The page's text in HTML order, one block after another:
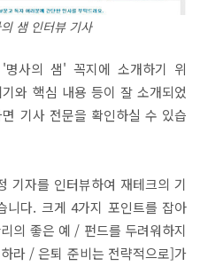
샘 인터뷰 기사
사의 샘' 꼭지에 소개하기 위
와 핵심 내용 등이 잘 소개되었
기사 전문을 확인하실 수 있습
기자를 인터뷰하여 재테크의 기
니다. 크게 4가지 포인트를 잡아
의 좋은 예 / 펀드를 두려워하지
라 / 은퇴 준비는 전략적으로]가